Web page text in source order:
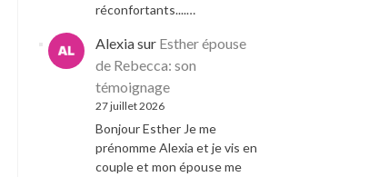
réconfortants....…
Alexiasur Esther épouse
de Rebecca: son
témoignage
27 juillet 2026
Bonjour Esther Je me
prénomme Alexia et je vis en
couple et mon épouse me